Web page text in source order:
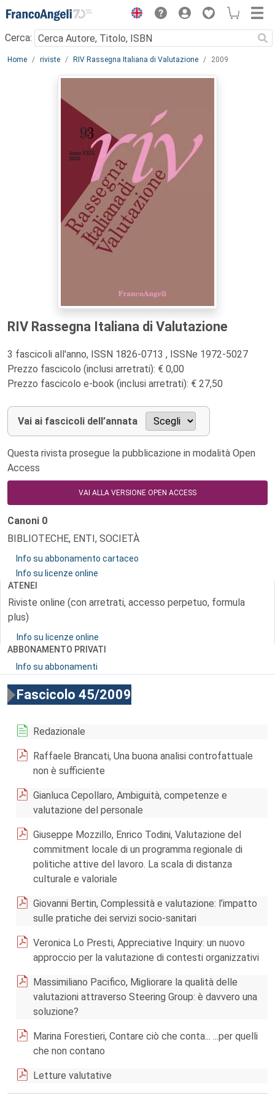
Menu
Cerca:
Main content
Home riviste RIV Rassegna Italiana di Valutazione 2009
RIV Rassegna Italiana di Valutazione
3 fascicoli all'anno, ISSN 1826-0713 , ISSNe 1972-5027
Prezzo fascicolo (inclusi arretrati): € 0,00
Prezzo fascicolo e-book (inclusi arretrati): € 27,50
Vai ai fascicoli dell’annata
Questa rivista prosegue la pubblicazione in modalità Open
Access
VAI ALLA VERSIONE OPEN ACCESS
Canoni 0
BIBLIOTECHE, ENTI, SOCIETÀ
Info su abbonamento cartaceo
Info su licenze online
ATENEI
Riviste online (con arretrati, accesso perpetuo, formula
plus)
Info su licenze online
ABBONAMENTO PRIVATI
Info su abbonamenti
Fascicolo 45/2009
Redazionale
Raffaele Brancati, Una buona analisi controfattuale
non è sufficiente
Gianluca Cepollaro, Ambiguità, competenze e
valutazione del personale
Giuseppe Mozzillo, Enrico Todini, Valutazione del
commitment locale di un programma regionale di
politiche attive del lavoro. La scala di distanza
culturale e valoriale
Giovanni Bertin, Complessità e valutazione: l’impatto
sulle pratiche dei servizi socio-sanitari
Veronica Lo Presti, Appreciative Inquiry: un nuovo
approccio per la valutazione di contesti organizzativi
Massimiliano Pacifico, Migliorare la qualità delle
valutazioni attraverso Steering Group: è davvero una
soluzione?
Marina Forestieri, Contare ciò che conta... ...per quelli
che non contano
Letture valutative